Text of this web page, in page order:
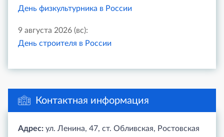
День физкультурника в России
9 августа 2026 (вс):
День строителя в России
Контактная информация
Адрес: ул. Ленина, 47, ст. Обливская, Ростовская